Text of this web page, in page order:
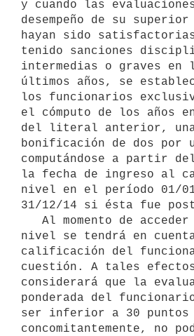
y cuando las
desempeño de su
hayan sido
tenido sanciones
intermedias o graves en
últimos años, se
los funcionarios
el cómputo de los años
del literal anterior,
bonificación de dos por
computándose a partir
la fecha de ingreso al
nivel en el período 01/
31/12/14 si ésta fue
nivel se tendrá en
calificación del
cuestión. A tales
considerará que la
ponderada del
ser inferior a 30 puntos
concomitantemente, no